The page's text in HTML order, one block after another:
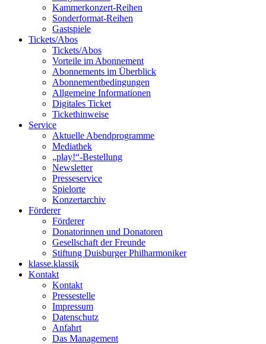
Kammerkonzert-Reihen
Sonderformat-Reihen
Gastspiele
Tickets/Abos
Tickets/Abos
Vorteile im Abonnement
Abonnements im Überblick
Abonnement­bedingungen
Allgemeine Informationen
Digitales Ticket
Ticket­hinweise
Service
Aktuelle Abendprogramme
Mediathek
„play!“-Bestellung
Newsletter
Presseservice
Spielorte
Konzertarchiv
Förderer
Förderer
Donatorinnen und Donatoren
Gesellschaft der Freunde
Stiftung Duisburger Philharmoniker
klasse.klassik
Kontakt
Kontakt
Pressestelle
Impressum
Datenschutz
Anfahrt
Das Management